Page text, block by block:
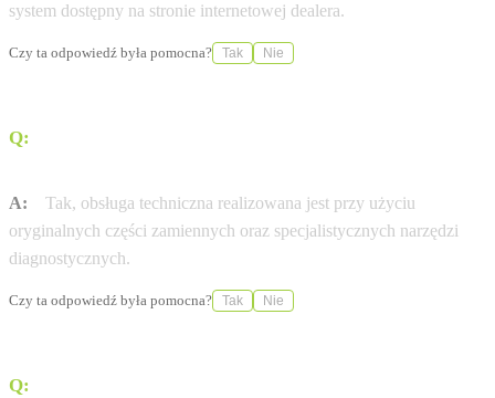
system dostępny na stronie internetowej dealera.
Czy ta odpowiedź była pomocna? Tak Nie
Q:
A:
Tak, obsługa techniczna realizowana jest przy użyciu
oryginalnych części zamiennych oraz specjalistycznych narzędzi
diagnostycznych.
Czy ta odpowiedź była pomocna? Tak Nie
Q: